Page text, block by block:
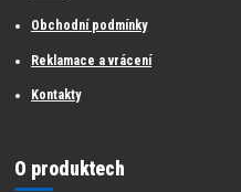
Obchodní podmínky
Reklamace a vrácení
Kontakty
O produktech